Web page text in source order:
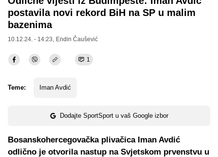
postavila novi rekord BiH na SP u malim
bazenima
10.12.24. - 14:23, Endin Čaušević
1
Teme: Iman Avdić
Dodajte SportSport u vaš Google izbor
Bosanskohercegovačka plivačica Iman Avdić
odlično je otvorila nastup na Svjetskom prvenstvu u